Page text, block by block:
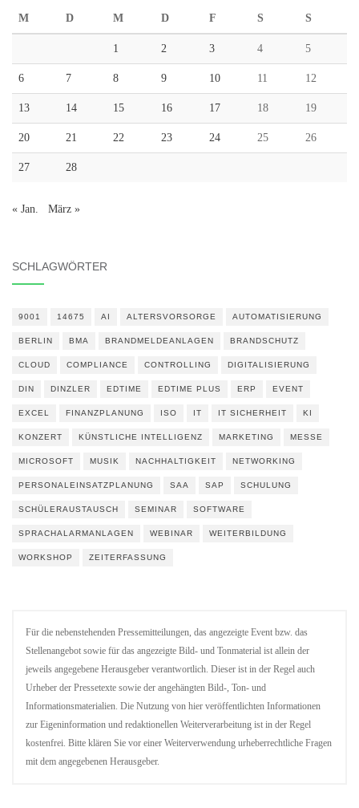
M D M D F S S
1 2 3 4 5
6 7 8 9 10 11 12
13 14 15 16 17 18 19
20 21 22 23 24 25 26
27 28
« Jan. März »
SCHLAGWÖRTER
9001 14675 AI ALTERSVORSORGE AUTOMATISIERUNG
BERLIN BMA BRANDMELDEANLAGEN BRANDSCHUTZ
CLOUD COMPLIANCE CONTROLLING DIGITALISIERUNG
DIN DINZLER EDTIME EDTIME PLUS ERP EVENT
EXCEL FINANZPLANUNG ISO IT IT SICHERHEIT KI
KONZERT KÜNSTLICHE INTELLIGENZ MARKETING MESSE
MICROSOFT MUSIK NACHHALTIGKEIT NETWORKING
PERSONALEINSATZPLANUNG SAA SAP SCHULUNG
SCHÜLERAUSTAUSCH SEMINAR SOFTWARE
SPRACHALARMANLAGEN WEBINAR WEITERBILDUNG
WORKSHOP ZEITERFASSUNG
Für die nebenstehenden Pressemitteilungen, das angezeigte Event bzw. das
Stellenangebot sowie für das angezeigte Bild- und Tonmaterial ist allein der
jeweils angegebene Herausgeber verantwortlich. Dieser ist in der Regel auch
Urheber der Pressetexte sowie der angehängten Bild-, Ton- und
Informationsmaterialien. Die Nutzung von hier veröffentlichten Informationen
zur Eigeninformation und redaktionellen Weiterverarbeitung ist in der Regel
kostenfrei. Bitte klären Sie vor einer Weiterverwendung urheberrechtliche Fragen
mit dem angegebenen Herausgeber.